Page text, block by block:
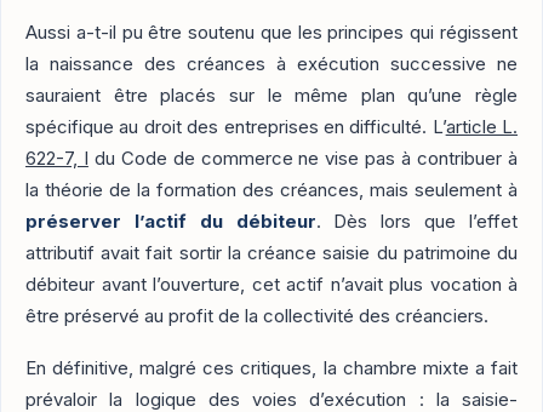
Aussi a-t-il pu être soutenu que les principes qui régissent
la naissance des créances à exécution successive ne
sauraient être placés sur le même plan qu’une règle
spécifique au droit des entreprises en difficulté. L’article L.
622-7, I
du Code de commerce ne vise pas à contribuer à
la théorie de la formation des créances, mais seulement à
préserver l’actif du débiteur. Dès lors que l’effet
attributif avait fait sortir la créance saisie du patrimoine du
débiteur avant l’ouverture, cet actif n’avait plus vocation à
être préservé au profit de la collectivité des créanciers.
En définitive, malgré ces critiques, la chambre mixte a fait
prévaloir la logique des voies d’exécution : la saisie-